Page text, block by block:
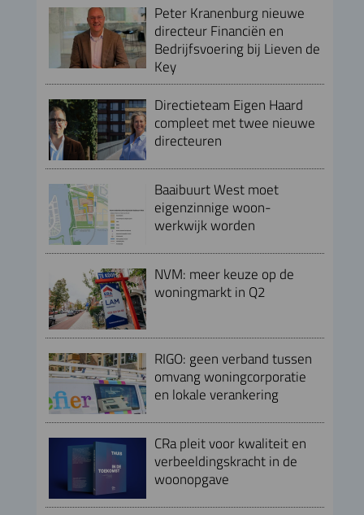
Peter Kranenburg nieuwe
directeur Financiën en
Bedrijfsvoering bij Lieven de
Key
Directieteam Eigen Haard
compleet met twee nieuwe
directeuren
Baaibuurt West moet
eigenzinnige woon-
werkwijk worden
NVM: meer keuze op de
woningmarkt in Q2
RIGO: geen verband tussen
omvang woningcorporatie
en lokale verankering
CRa pleit voor kwaliteit en
verbeeldingskracht in de
woonopgave